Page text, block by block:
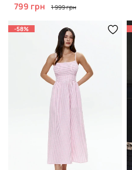
799 грн 1 999 грн
-58%